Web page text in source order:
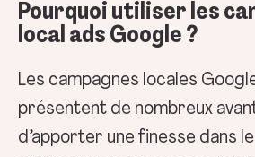
Pourquoi utiliser les
local ads Google ?
Les campagnes locales
présentent de nombreux
d’apporter une finesse dans